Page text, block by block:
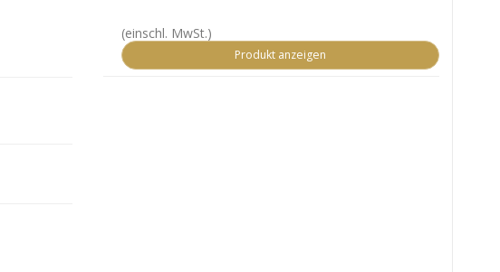
(einschl. MwSt.)
Produkt anzeigen